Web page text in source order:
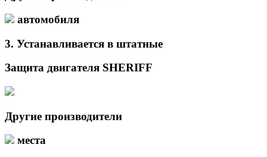
автомобиля
3. Устанавливается в штатные
Защита двигателя SHERIFF
Другие производители
места